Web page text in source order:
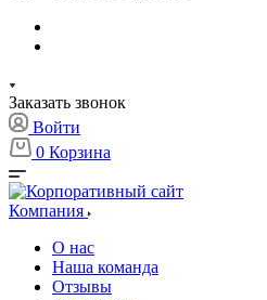
Заказать звонок
Войти
0 Корзина
Компания
О нас
Наша команда
Отзывы